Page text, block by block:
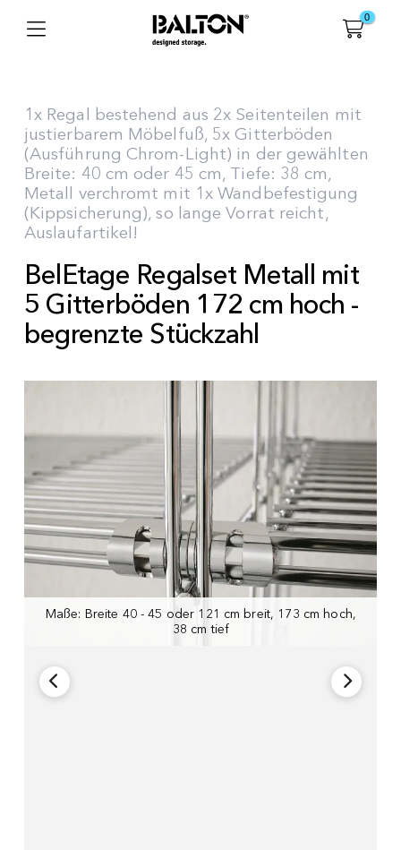
0
Maße: Breite 40 - 45 oder 121 cm breit, 173 cm hoch,
38 cm tief
1x Regal bestehend aus 2x Seitenteilen mit
justierbarem Möbelfuß, 5x Gitterböden
(Ausführung Chrom-Light) in der gewählten
Breite: 40 cm oder 45 cm, Tiefe: 38 cm,
Metall verchromt mit 1x Wandbefestigung
(Kippsicherung), so lange Vorrat reicht,
Auslaufartikel!
BelEtage Regalset Metall mit
5 Gitterböden 172 cm hoch -
begrenzte Stückzahl